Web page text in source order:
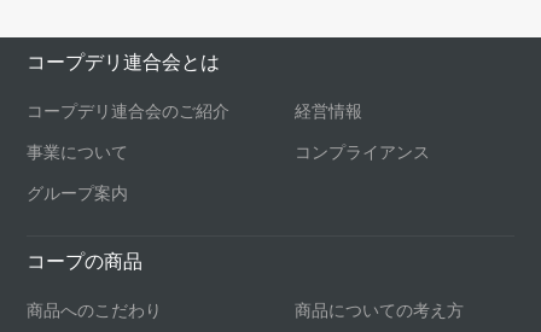
コープデリ連合会とは
コープデリ連合会のご紹介 経営情報
事業について コンプライアンス
グループ案内
コープの商品
商品へのこだわり 商品についての考え方